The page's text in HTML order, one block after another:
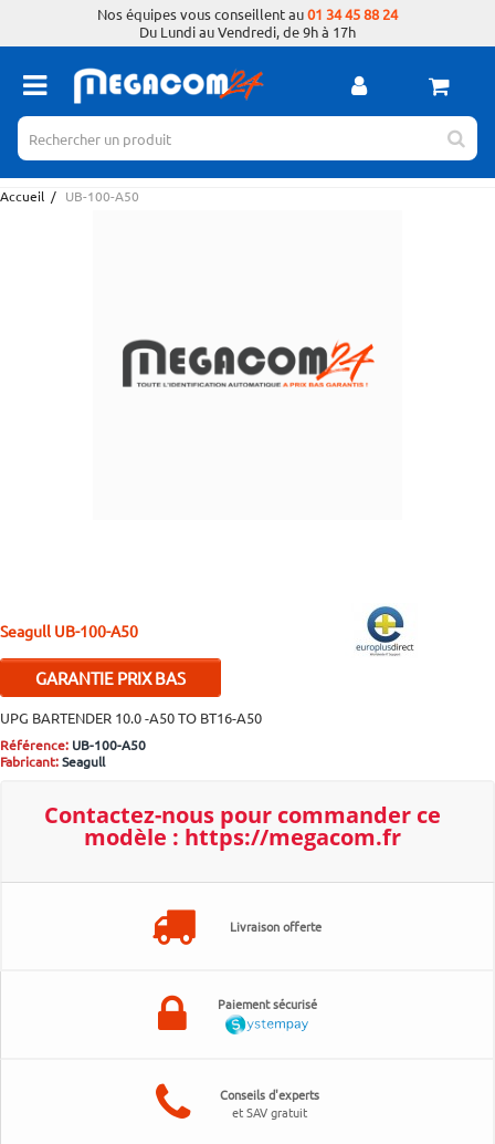
Nos équipes vous conseillent au01 34 45 88 24
Du Lundi au Vendredi, de 9h à 17h
Accueil / UB-100-A50
Seagull UB-100-A50
GARANTIE PRIX BAS
trouvez moins cher ailleurs,
contactez-nous pour bénéficier
d'un ajustement.
UPG BARTENDER 10.0 -A50 TO BT16-A50
Référence: UB-100-A50
Fabricant:Seagull
Contactez-nous pour commander ce
modèle : https://megacom.fr
Livraison offerte
Paiement sécurisé
Conseils d'experts
et SAV gratuit